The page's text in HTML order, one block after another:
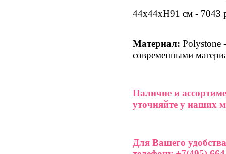
44х44хН91 см - 7043
Материал: Polystone
современными
Наличие и
уточняйте у наших
Для Вашего